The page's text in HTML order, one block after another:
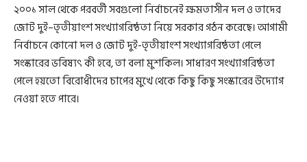
২০০১ সাল থেকে পরবর্তী সবগুলো নির্বাচনেই ক্ষমতাসীন দল ও তাদের
জোট দুই–তৃতীয়াংশ সংখ্যাগরিষ্ঠতা নিয়ে সরকার গঠন করেছে। আগামী
নির্বাচনে কোনো দল ও জোট দুই-তৃতীয়াংশ সংখ্যাগরিষ্ঠতা পেলে
সংস্কারের ভবিষ্যৎ কী হবে, তা বলা মুশকিল। সাধারণ সংখ্যাগরিষ্ঠতা
পেলে হয়তো বিরোধীদের চাপের মুখে থেকে কিছু কিছু সংস্কারের উদ্যোগ
নেওয়া হতে পারে।